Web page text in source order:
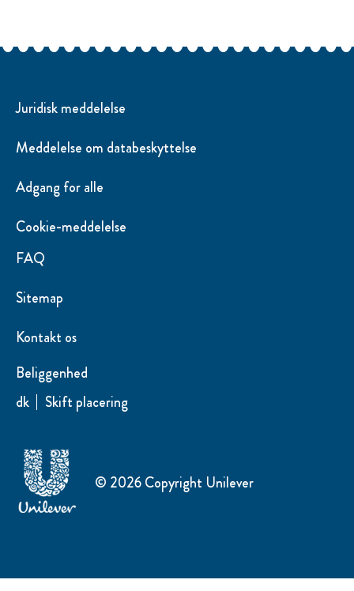
Juridisk meddelelse
Meddelelse om databeskyttelse
Adgang for alle
Cookie-meddelelse
Ændre Indstillingerne
FAQ
Sitemap
Kontakt os
Beliggenhed